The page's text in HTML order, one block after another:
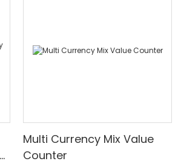
Multi Currency Mix Value
Counter